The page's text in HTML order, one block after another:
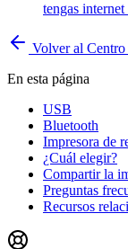
tengas internet
Volver al
En esta página
USB
Bluetooth
Impresora de
¿Cuál elegir?
Compartir la
Preguntas
Recursos